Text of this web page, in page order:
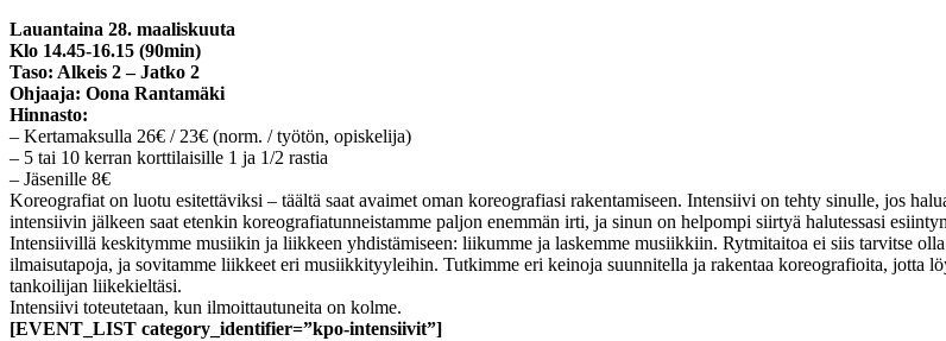
Lauantaina 28. maaliskuuta
Klo 14.45-16.15 (90min)
Taso: Alkeis 2 – Jatko 2
Ohjaaja: Oona Rantamäki
Hinnasto:
– Kertamaksulla 26€ / 23€ (norm. / työtön, opiskelija)
– 5 tai 10 kerran korttilaisille 1 ja 1/2 rastia
– Jäsenille 8€
Koreografiat on luotu esitettäviksi – täältä saat avaimet oman koreografiasi rakentamiseen. Intensiivi on tehty sinulle, jos
intensiivin jälkeen saat etenkin koreografiatunneistamme paljon enemmän irti, ja sinun on helpompi siirtyä halutessasi
Intensiivillä keskitymme musiikin ja liikkeen yhdistämiseen: liikumme ja laskemme musiikkiin. Rytmitaitoa ei siis tarvitse
ilmaisutapoja, ja sovitamme liikkeet eri musiikkityyleihin. Tutkimme eri keinoja suunnitella ja rakentaa koreografioita, jotta
tankoilijan liikekieltäsi.
Intensiivi toteutetaan, kun ilmoittautuneita on kolme.
[EVENT_LIST category_identifier=”kpo-intensiivit”]